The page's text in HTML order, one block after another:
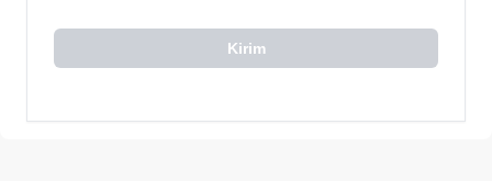
Kirim